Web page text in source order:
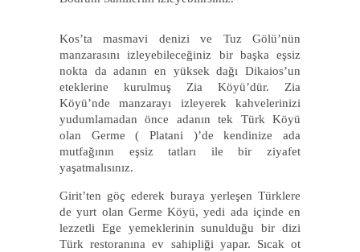
Kos’ta masmavi denizi ve Tuz Gölü’nün
manzarasını izleyebileceğiniz bir başka eşsiz
nokta da adanın en yüksek dağı Dikaios’un
eteklerine kurulmuş Zia Köyü’dür. Zia
Köyü’nde manzarayı izleyerek kahvelerinizi
yudumlamadan önce adanın tek Türk Köyü
olan Germe ( Platani )’de kendinize ada
mutfağının eşsiz tatları ile bir ziyafet
yaşatmalısınız.
Girit’ten göç ederek buraya yerleşen Türklere
de yurt olan Germe Köyü, yedi ada içinde en
lezzetli Ege yemeklerinin sunulduğu bir dizi
Türk restoranına ev sahipliği yapar. Sıcak ot